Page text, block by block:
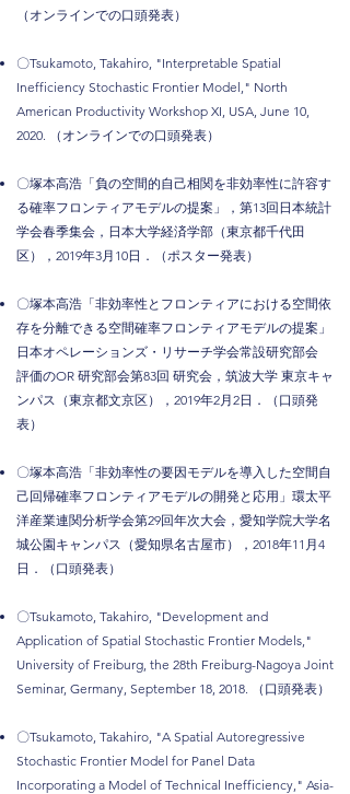
（オンラインでの口頭発表）
〇Tsukamoto, Takahiro, "Interpretable Spatial
Inefficiency Stochastic Frontier Model," North
American Productivity Workshop XI, USA, June 10,
2020. （オンラインでの口頭発表）
〇塚本高浩「負の空間的自己相関を非効率性に許容す
る確率フロンティアモデルの提案 」，第13回日本統計
学会春季集会，日本大学経済学部（東京都千代田
区），2019年3月10日．（ポスター発表）
〇塚本高浩「非効率性とフロンティアにおける空間依
存を分離できる空間確率フロンティアモデルの提案」
日本オペレーションズ・リサーチ学会常設研究部会
評価のOR 研究部会第83回 研究会，筑波大学 東京キャ
ンパス（東京都文京区），2019年2月2日．（口頭発
表）
〇塚本高浩「非効率性の要因モデルを導入した空間自
己回帰確率フロンティアモデルの開発と応用」環太平
洋産業連関分析学会第29回年次大会，愛知学院大学名
城公園キャンパス（愛知県名古屋市），2018年11月4
日．（口頭発表）
〇Tsukamoto, Takahiro, "Development and
Application of Spatial Stochastic Frontier Models,"
University of Freiburg, the 28th Freiburg-Nagoya Joint
Seminar, Germany, September 18, 2018. （口頭発表）
〇Tsukamoto, Takahiro, "A Spatial Autoregressive
Stochastic Frontier Model for Panel Data
Incorporating a Model of Technical Inefficiency," Asia-